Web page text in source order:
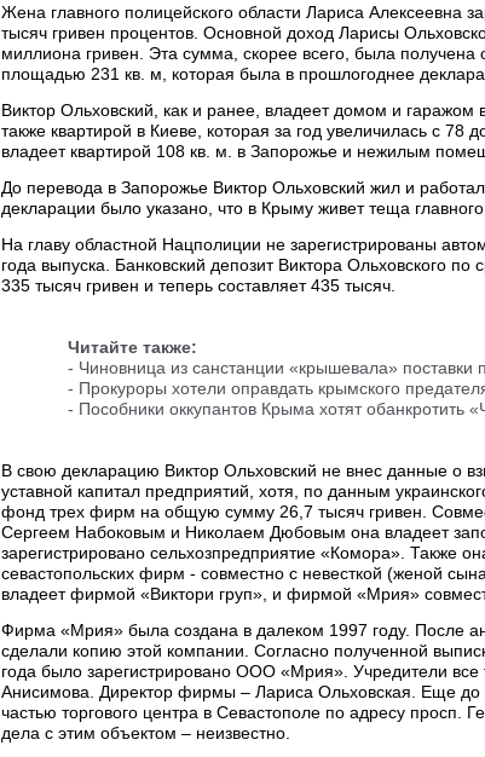
Жена главного полицейского области Лариса Алексеевна
тысяч гривен процентов. Основной доход Ларисы
миллиона гривен. Эта сумма, скорее всего, была получена
площадью 231 кв. м, которая была в прошлогоднее
Виктор Ольховский, как и ранее, владеет домом и
также квартирой в Киеве, которая за год увеличилась с 78
владеет квартирой 108 кв. м. в Запорожье и нежилым
До перевода в Запорожье Виктор Ольховский жил и
декларации было указано, что в Крыму живет теща главного
На главу областной Нацполиции не зарегистрированы
года выпуска. Банковский депозит Виктора Ольховского
335 тысяч гривен и теперь составляет 435 тысяч.
Читайте также:
- Чиновница из санстанции «крышевала» поставки
- Прокуроры хотели оправдать крымского
- Пособники оккупантов Крыма хотят обанкротить
В свою декларацию Виктор Ольховский не внес данные о
уставной капитал предприятий, хотя, по данным
фонд трех фирм на общую сумму 26,7 тысяч гривен.
Сергеем Набоковым и Николаем Дюбовым она владеет
зарегистрировано сельхозпредприятие «Комора». Также
севастопольских фирм - совместно с невесткой (женой
владеет фирмой «Виктори груп», и фирмой «Мрия»
Фирма «Мрия» была создана в далеком 1997 году. После
сделали копию этой компании. Согласно полученной
года было зарегистрировано ООО «Мрия». Учредители
Анисимова. Директор фирмы – Лариса Ольховская. Еще
частью торгового центра в Севастополе по адресу просп.
дела с этим объектом – неизвестно.